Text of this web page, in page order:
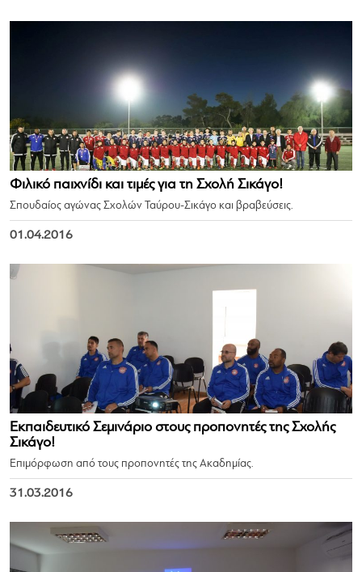
Φιλικό παιχνίδι και τιμές για τη Σχολή Σικάγο!
Σπουδαίος αγώνας Σχολών Ταύρου-Σικάγο και βραβεύσεις.
01.04.2016
Εκπαιδευτικό Σεμινάριο στους προπονητές της Σχολής
Σικάγο!
Επιμόρφωση από τους προπονητές της Ακαδημίας.
31.03.2016